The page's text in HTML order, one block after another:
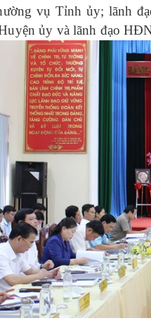
vụ Tỉnh ủy; lãnh
ủy và lãnh đạo